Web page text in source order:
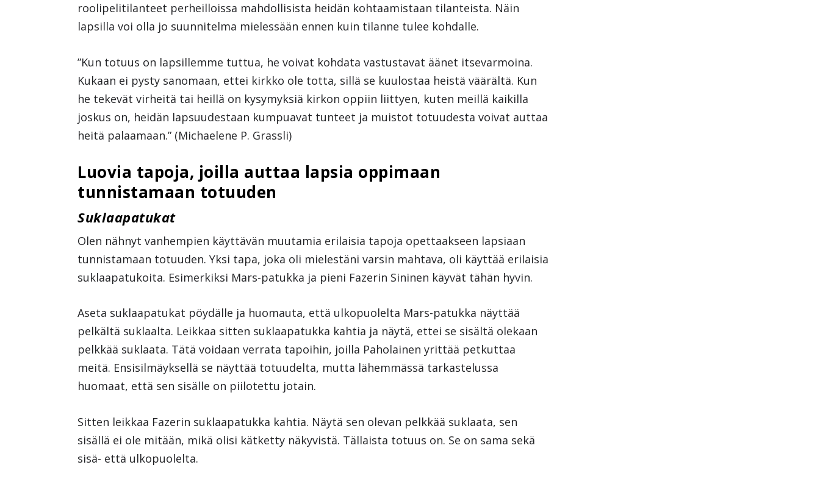
roolipelitilanteet perheilloissa mahdollisista heidän kohtaamistaan tilanteista. Näin
lapsilla voi olla jo suunnitelma mielessään ennen kuin tilanne tulee kohdalle.
”Kun totuus on lapsillemme tuttua, he voivat kohdata vastustavat äänet itsevarmoina.
Kukaan ei pysty sanomaan, ettei kirkko ole totta, sillä se kuulostaa heistä väärältä. Kun
he tekevät virheitä tai heillä on kysymyksiä kirkon oppiin liittyen, kuten meillä kaikilla
joskus on, heidän lapsuudestaan kumpuavat tunteet ja muistot totuudesta voivat auttaa
heitä palaamaan.” (Michaelene P. Grassli)
Luovia tapoja, joilla auttaa lapsia oppimaan
tunnistamaan totuuden
Suklaapatukat
Olen nähnyt vanhempien käyttävän muutamia erilaisia tapoja opettaakseen lapsiaan
tunnistamaan totuuden. Yksi tapa, joka oli mielestäni varsin mahtava, oli käyttää erilaisia
suklaapatukoita. Esimerkiksi Mars-patukka ja pieni Fazerin Sininen käyvät tähän hyvin.
Aseta suklaapatukat pöydälle ja huomauta, että ulkopuolelta Mars-patukka näyttää
pelkältä suklaalta. Leikkaa sitten suklaapatukka kahtia ja näytä, ettei se sisältä olekaan
pelkkää suklaata. Tätä voidaan verrata tapoihin, joilla Paholainen yrittää petkuttaa
meitä. Ensisilmäyksellä se näyttää totuudelta, mutta lähemmässä tarkastelussa
huomaat, että sen sisälle on piilotettu jotain.
Sitten leikkaa Fazerin suklaapatukka kahtia. Näytä sen olevan pelkkää suklaata, sen
sisällä ei ole mitään, mikä olisi kätketty näkyvistä. Tällaista totuus on. Se on sama sekä
sisä- että ulkopuolelta.